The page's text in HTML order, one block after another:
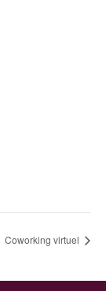
Coworking virtuel